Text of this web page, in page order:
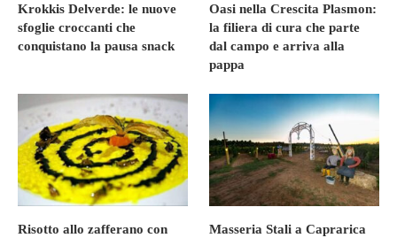
Krokkis Delverde: le nuove
sfoglie croccanti che
conquistano la pausa snack
Oasi nella Crescita Plasmon:
la filiera di cura che parte
dal campo e arriva alla
pappa
Risotto allo zafferano con
Masseria Stali a Caprarica